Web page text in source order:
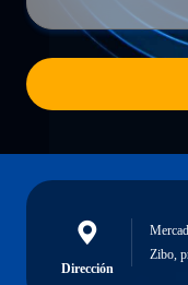
Dirección
Zibo,